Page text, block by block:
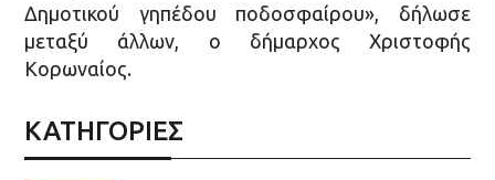
Δημοτικού γηπέδου ποδοσφαίρου», δήλωσε
μεταξύ άλλων, ο δήμαρχος Χριστοφής
Κορωναίος.
ΚΑΤΗΓΟΡΙΕΣ